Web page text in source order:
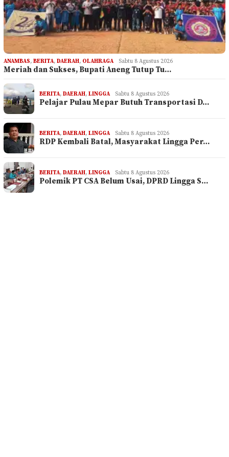
ANAMBAS, BERITA, DAERAH, OLAHRAGA Sabtu 8 Agustus 2026
Meriah dan Sukses, Bupati Aneng Tutup Tu…
BERITA, DAERAH, LINGGA Sabtu 8 Agustus 2026
Pelajar Pulau Mepar Butuh Transportasi D…
BERITA, DAERAH, LINGGA Sabtu 8 Agustus 2026
RDP Kembali Batal, Masyarakat Lingga Per…
BERITA, DAERAH, LINGGA Sabtu 8 Agustus 2026
Polemik PT CSA Belum Usai, DPRD Lingga S…